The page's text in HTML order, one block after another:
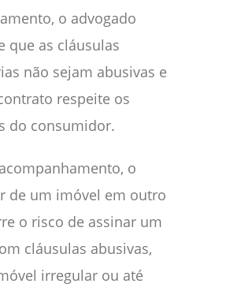
o advogado
que as cláusulas
não sejam abusivas e
respeite os
do consumidor.
o
de um imóvel em outro
o risco de assinar um
cláusulas abusivas,
irregular ou até